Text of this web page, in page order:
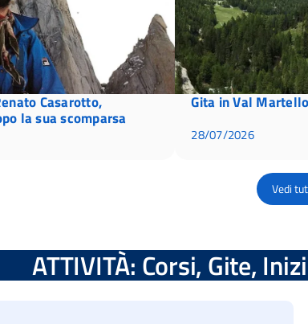
Casarotto,
la sua scomparsa
Gita in Val
28/07/2026
Vedi
ATTIVITÀ: Corsi, Gite,